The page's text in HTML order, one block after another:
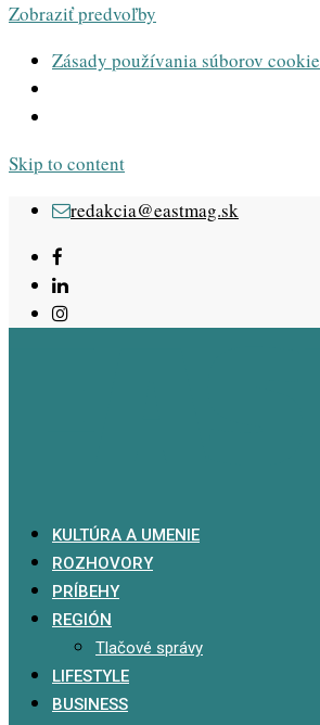
Zobraziť predvoľby
Zásady používania súborov cookie
Skip to content
redakcia@eastmag.sk
KULTÚRA A UMENIE
ROZHOVORY
PRÍBEHY
REGIÓN
Tlačové správy
LIFESTYLE
BUSINESS